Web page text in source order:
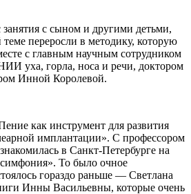
с сыном и другими детьми,
переросли в методику, которую
с главным научным сотрудником
уха, горла, носа и речи, доктором
Инной Королевой.
как инструмент для развития
имплантации». С профессором
в Санкт-Петербурге на
То было очное
гораздо раньше — Светлана
Инны Васильевны, которые очень